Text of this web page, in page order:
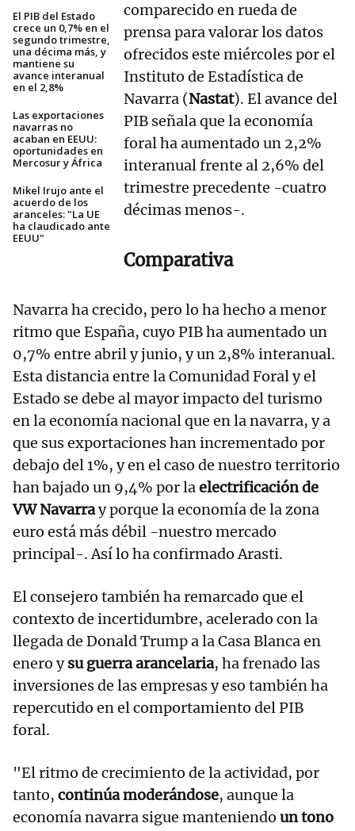
El PIB del Estado
crece un 0,7% en el
segundo trimestre,
una décima más, y
mantiene su
avance interanual
en el 2,8%
Las exportaciones
navarras no
acaban en EEUU:
oportunidades en
Mercosur y África
Mikel Irujo ante el
acuerdo de los
aranceles: "La UE
ha claudicado ante
EEUU"
comparecido en rueda de
prensa para valorar los datos
ofrecidos este miércoles por el
Instituto de Estadística de
Navarra (Nastat). El avance del
PIB señala que la economía
foral ha aumentado un 2,2%
interanual frente al 2,6% del
trimestre precedente -cuatro
décimas menos-.
Comparativa
Navarra ha crecido, pero lo ha hecho a menor
ritmo que España, cuyo PIB ha aumentado un
0,7% entre abril y junio, y un 2,8% interanual.
Esta distancia entre la Comunidad Foral y el
Estado se debe al mayor impacto del turismo
en la economía nacional que en la navarra, y a
que sus exportaciones han incrementado por
debajo del 1%, y en el caso de nuestro territorio
han bajado un 9,4% por laelectrificación de
VW Navarray porque la economía de la zona
euro está más débil -nuestro mercado
principal-. Así lo ha confirmado Arasti.
El consejero también ha remarcado que el
contexto de incertidumbre, acelerado con la
llegada de Donald Trump a la Casa Blanca en
enero ysu guerra arancelaria, ha frenado las
inversiones de las empresas y eso también ha
repercutido en el comportamiento del PIB
foral.
"El ritmo de crecimiento de la actividad, por
tanto, continúa moderándose, aunque la
economía navarra sigue manteniendo un tono